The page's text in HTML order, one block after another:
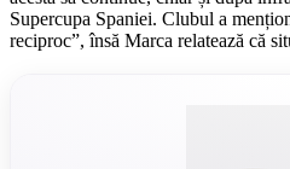
Supercupa Spaniei. Clubul a
reciproc”, însă Marca relatează că